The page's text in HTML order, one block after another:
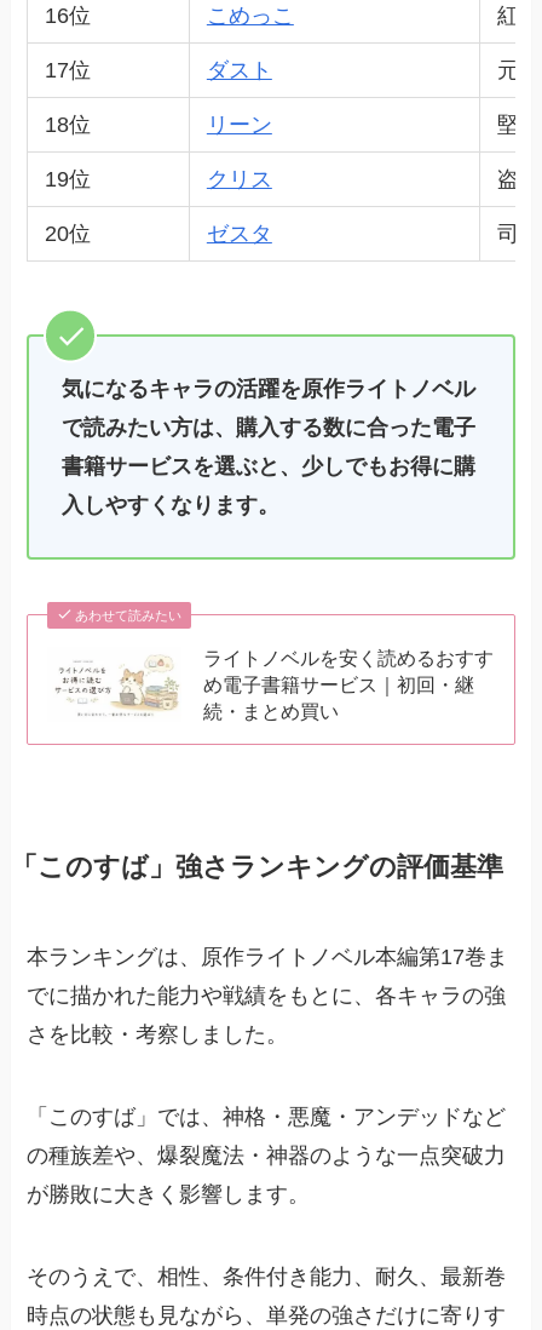
16位 こめっこ 紅
17位 ダスト 元
18位 リーン 堅
19位 クリス 盗
20位 ゼスタ 司
気になるキャラの活躍を原作ライトノベル
で読みたい方は、購入する数に合った電子
書籍サービスを選ぶと、少しでもお得に購
入しやすくなります。
あわせて読みたい
ライトノベルを安く読めるおすす
め電子書籍サービス｜初回・継
続・まとめ買い
「このすば」強さランキングの評価基準
本ランキングは、原作ライトノベル本編第17巻ま
でに描かれた能力や戦績をもとに、各キャラの強
さを比較・考察しました。
「このすば」では、神格・悪魔・アンデッドなど
の種族差や、爆裂魔法・神器のような一点突破力
が勝敗に大きく影響します。
そのうえで、相性、条件付き能力、耐久、最新巻
時点の状態も見ながら、単発の強さだけに寄りす